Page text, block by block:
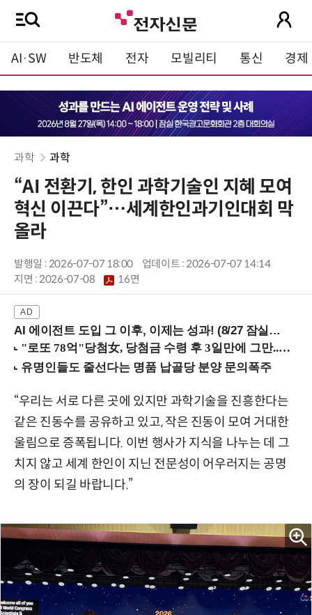
AI·SW 반도체 전자 모빌리티 통신 경제
과학 과학
“AI 전환기, 한인 과학기술인 지혜 모여
혁신 이끈다”…세계한인과기인대회 막
올라
발행일 : 2026-07-07 18:00
업데이트 : 2026-07-07 14:14
지면 :2026-07-08 16면
AI 에이전트 도입 그 이후, 이제는 성과! (8/27 잠실역)
“우리는 서로 다른 곳에 있지만 과학기술을 진흥한다는
같은 진동수를 공유하고 있고, 작은 진동이 모여 거대한
울림으로 증폭됩니다. 이번 행사가 지식을 나누는 데 그
치지 않고 세계 한인이 지닌 전문성이 어우러지는 공명
의 장이 되길 바랍니다.”